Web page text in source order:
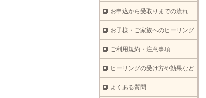
お申込から受取りまでの流れ
お子様・ご家族へのヒーリング
ご利用規約・注意事項
ヒーリングの受け方や効果など
よくある質問